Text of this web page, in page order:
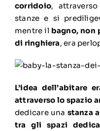
corridoio,
stanze e si
mentre il bagno, non
di ringhiera, era
L’idea dell’abitare
attraverso lo spazio
dedicare una stanza
tra gli spazi